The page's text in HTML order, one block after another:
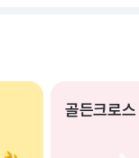
골든크로스